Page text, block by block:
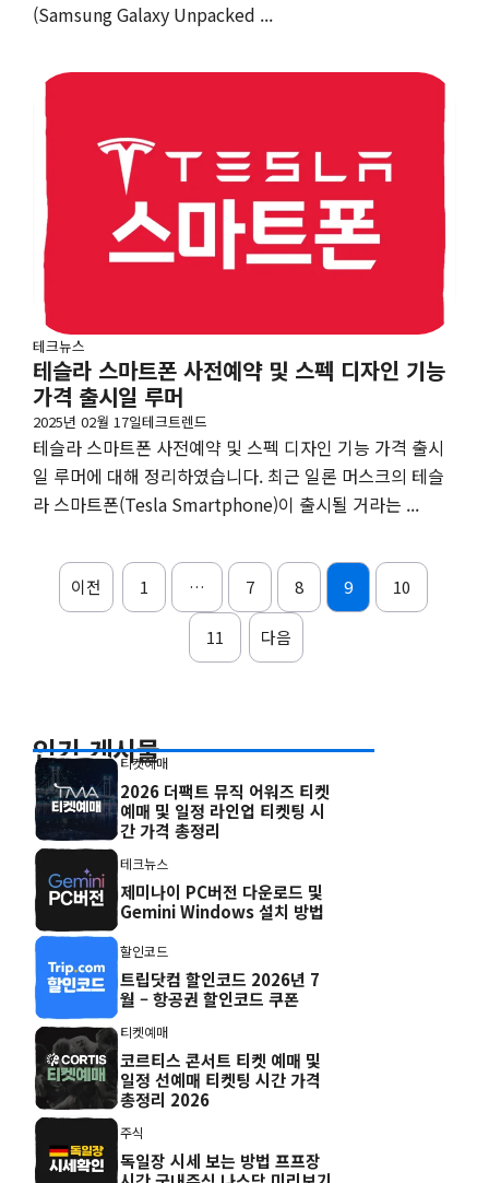
(Samsung Galaxy Unpacked ...
테크뉴스
테슬라 스마트폰 사전예약 및 스펙 디자인 기능
가격 출시일 루머
2025년 02월 17일테크트렌드
테슬라 스마트폰 사전예약 및 스펙 디자인 기능 가격 출시
일 루머에 대해 정리하였습니다. 최근 일론 머스크의 테슬
라 스마트폰(Tesla Smartphone)이 출시될 거라는 ...
이전 1 … 7 8 9 10
11 다음
인기 게시물
티켓예매
2026 더팩트 뮤직 어워즈 티켓
예매 및 일정 라인업 티켓팅 시
간 가격 총정리
테크뉴스
제미나이 PC버전 다운로드 및
Gemini Windows 설치 방법
할인코드
트립닷컴 할인코드 2026년 7
월 – 항공권 할인코드 쿠폰
티켓예매
코르티스 콘서트 티켓 예매 및
일정 선예매 티켓팅 시간 가격
총정리 2026
주식
독일장 시세 보는 방법 프프장